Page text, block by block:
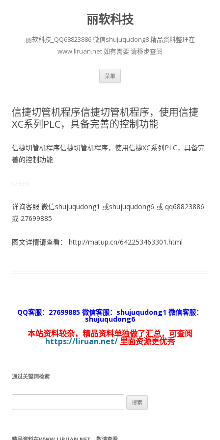
丽软科技
丽软科技_QQ68823886 微信shujuqudong8 精品资料整理在
www.liruan.net 如有需要 请移步查阅
菜单
信捷切管机程序信捷切管机程序，使用信捷
XC系列PLC，具备完善的控制功能
信捷切管机程序信捷切管机程序，使用信捷XC系列PLC，具备完
善的控制功能
ID:5850
详询客服 微信shujuqudong1 或shujuqudong6 或 qq68823886
或 27699885
图文详情请查看： http://matup.cn/642253463301.html
QQ客服：27699885 微信客服：shujuqudong1 微信客服：
shujuqudong6
本站资料较杂，精品资料单独做了汇总，可查阅
https://liruan.net/ 里面资源更优秀
通过关键词检索
索：